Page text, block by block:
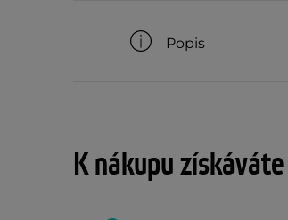
Popis
K nákupu získáváte